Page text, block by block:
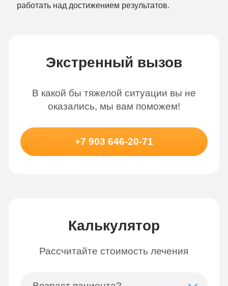
работать над достижением результатов.
Экстренный вызов
В какой бы тяжелой ситуации вы не
оказались, мы вам поможем!
+7 903 646-20-71
Калькулятор
Рассчитайте стоимость лечения